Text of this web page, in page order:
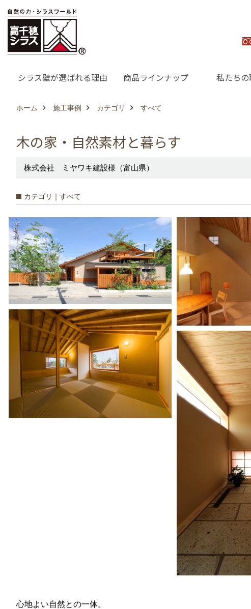
シラス壁が選ばれる理由 商品ラインナップ 私たち
ホーム 施工事例 カテゴリ すべて
木の家・自然素材と暮らす
株式会社 ミヤワキ建設様（富山県）
カテゴリ｜すべて
心地よい自然との一体。